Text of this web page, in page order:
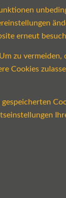
erneut
zu
Cookies